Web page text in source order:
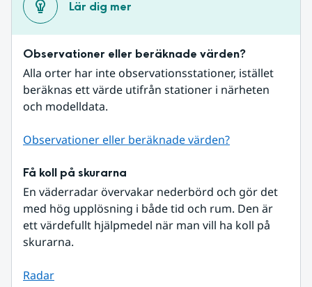
Lär dig mer
Observationer eller beräknade värden?
Alla orter har inte observationsstationer, istället
beräknas ett värde utifrån stationer i närheten
och modelldata.
Observationer eller beräknade värden?
Få koll på skurarna
En väderradar övervakar nederbörd och gör det
med hög upplösning i både tid och rum. Den är
ett värdefullt hjälpmedel när man vill ha koll på
skurarna.
Radar